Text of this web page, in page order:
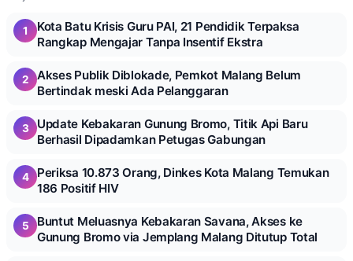
1
Kota Batu Krisis Guru PAI, 21 Pendidik Terpaksa
Rangkap Mengajar Tanpa Insentif Ekstra
2
Akses Publik Diblokade, Pemkot Malang Belum
Bertindak meski Ada Pelanggaran
3
Update Kebakaran Gunung Bromo, Titik Api Baru
Berhasil Dipadamkan Petugas Gabungan
4
Periksa 10.873 Orang, Dinkes Kota Malang Temukan
186 Positif HIV
5
Buntut Meluasnya Kebakaran Savana, Akses ke
Gunung Bromo via Jemplang Malang Ditutup Total